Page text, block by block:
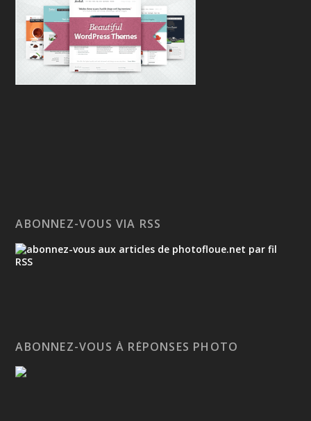
ABONNEZ-VOUS VIA RSS
ABONNEZ-VOUS À RÉPONSES PHOTO